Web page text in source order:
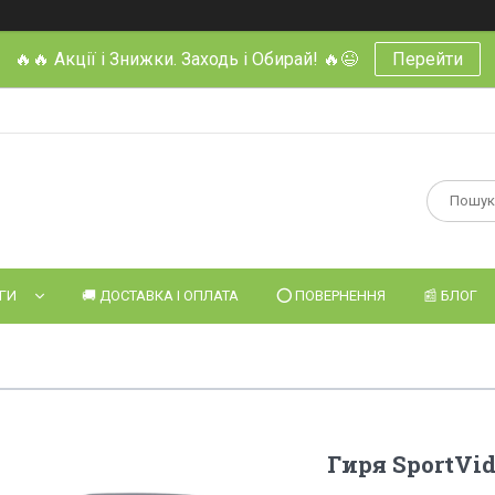
🔥🔥 Акції і Знижки. Заходь і Обирай! 🔥😉 Перейти
🚚 ДОСТАВКА І ОПЛАТА ⭕️ ПОВЕРНЕННЯ 📰 БЛОГ
Гиря